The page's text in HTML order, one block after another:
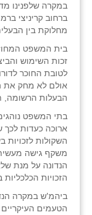
ברחוב קריניצי
מחלוקת בין
בית המשפט
זכות השימוש
לטובת החוכר
אולם לא מחק את
הבעלות הרשומה,
בתי המשפט
ארוכה כעדות לכך
השקולות לזכויות
משקף גישה מעשית
הנדונה על מנת
הזכויות הכלכליות
ביהמ'ש במקרה
הטעמים